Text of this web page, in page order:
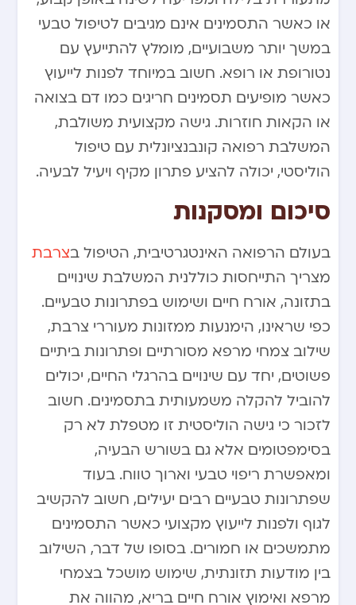
או כאשר התסמינים אינם מגיבים לטיפול טבעי
במשך יותר משבועיים, מומלץ להתייעץ עם
נטורופת או רופא. חשוב במיוחד לפנות לייעוץ
כאשר מופיעים תסמינים חריגים כמו דם בצואה
או הקאות חוזרות. גישה מקצועית משולבת,
המשלבת רפואה קונבנציונלית עם טיפול
הוליסטי, יכולה להציע פתרון מקיף ויעיל לבעיה.
סיכום ומסקנות
בעולם הרפואה האינטגרטיבית, הטיפול בצרבת
מצריך התייחסות כוללנית המשלבת שינויים
בתזונה, אורח חיים ושימוש בפתרונות טבעיים.
כפי שראינו, הימנעות ממזונות מעוררי צרבת,
שילוב צמחי מרפא מסורתיים ופתרונות ביתיים
פשוטים, יחד עם שינויים בהרגלי החיים, יכולים
להוביל להקלה משמעותית בתסמינים. חשוב
לזכור כי גישה הוליסטית זו מטפלת לא רק
בסימפטומים אלא גם בשורש הבעיה,
ומאפשרת ריפוי טבעי וארוך טווח. בעוד
שפתרונות טבעיים רבים יעילים, חשוב להקשיב
לגוף ולפנות לייעוץ מקצועי כאשר התסמינים
מתמשכים או חמורים. בסופו של דבר, השילוב
בין מודעות תזונתית, שימוש מושכל בצמחי
מרפא ואימוץ אורח חיים בריא, מהווה את